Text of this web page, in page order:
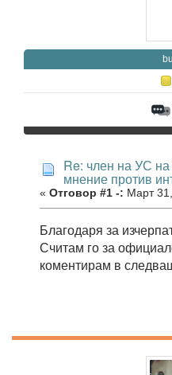
Re: член на УС на
мнение против
« Отговор #1 -: Март
Благодаря за
Считам го за
коментирам в